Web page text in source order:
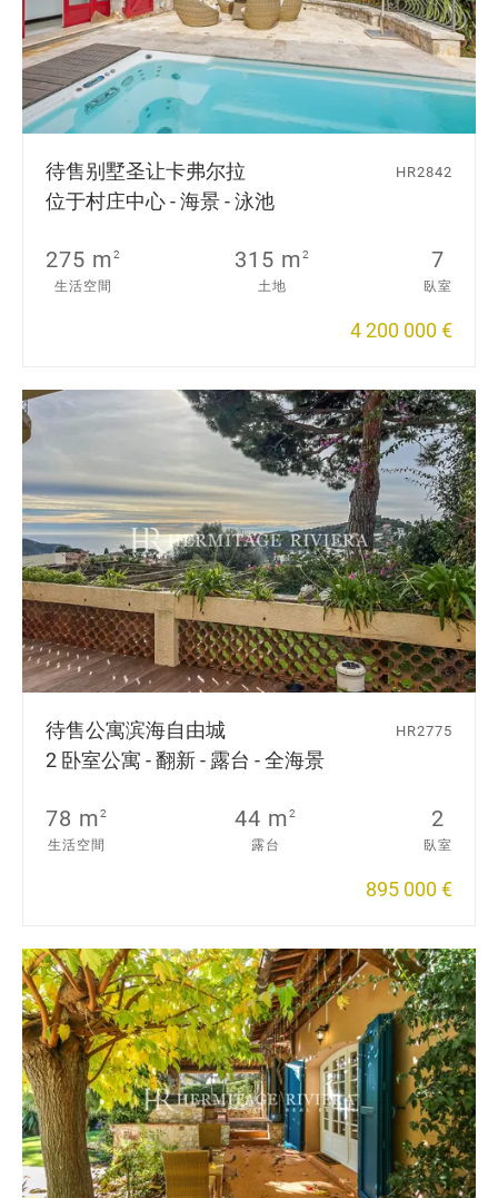
待售别墅圣让卡弗尔拉
位于村庄中心 - 海景 - 泳池
HR2842
275 m2
生活空間
315 m2
土地
7
臥室
4 200 000 €
待售公寓滨海自由城
2 卧室公寓 - 翻新 - 露台 - 全海景
HR2775
78 m2
生活空間
44 m2
露台
2
臥室
895 000 €